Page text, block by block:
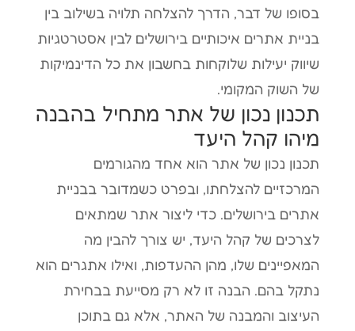
בסופו של דבר, הדרך להצלחה תלויה בשילוב בין
בניית אתרים איכותיים בירושלים לבין אסטרטגיות
שיווק יעילות שלוקחות בחשבון את כל הדינמיקות
של השוק המקומי.
תכנון נכון של אתר מתחיל בהבנה
מיהו קהל היעד
תכנון נכון של אתר הוא אחד מהגורמים
המרכזיים להצלחתו, ובפרט כשמדובר בבניית
אתרים בירושלים. כדי ליצור אתר שמתאים
לצרכים של קהל היעד, יש צורך להבין מה
המאפיינים שלו, מהן ההעדפות, ואילו אתגרים הוא
נתקל בהם. הבנה זו לא רק מסייעת בבחירת
העיצוב והמבנה של האתר, אלא גם בתוכן